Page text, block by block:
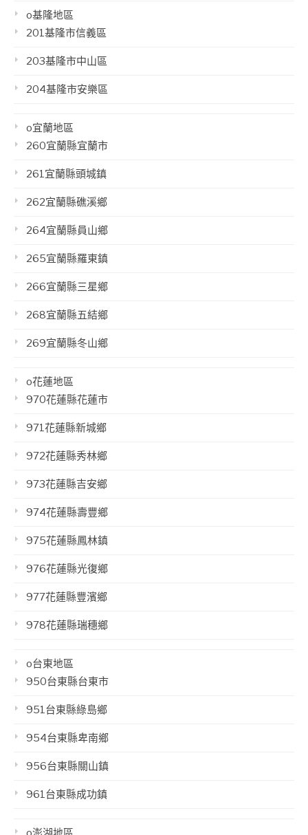
o基隆地區
201基隆市信義區
203基隆市中山區
204基隆市安樂區
o宜蘭地區
260宜蘭縣宜蘭市
261宜蘭縣頭城鎮
262宜蘭縣礁溪鄉
264宜蘭縣員山鄉
265宜蘭縣羅東鎮
266宜蘭縣三星鄉
268宜蘭縣五結鄉
269宜蘭縣冬山鄉
o花蓮地區
970花蓮縣花蓮市
971花蓮縣新城鄉
972花蓮縣秀林鄉
973花蓮縣吉安鄉
974花蓮縣壽豐鄉
975花蓮縣鳳林鎮
976花蓮縣光復鄉
977花蓮縣豐濱鄉
978花蓮縣瑞穗鄉
o台東地區
950台東縣台東市
951台東縣綠島鄉
954台東縣卑南鄉
956台東縣關山鎮
961台東縣成功鎮